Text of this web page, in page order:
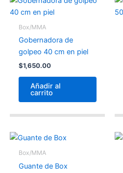
Box/MMA
Gobernadora de
golpeo 40 cm en piel
$1,650.00
Añadir al
carrito
Box/MMA
Guante de Box